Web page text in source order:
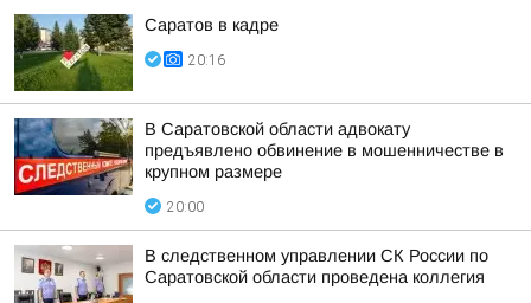
Саратов в кадре
20:16
В Саратовской области адвокату
предъявлено обвинение в мошенничестве в
крупном размере
20:00
В следственном управлении СК России по
Саратовской области проведена коллегия